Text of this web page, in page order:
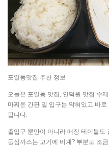
포일동맛집 추천 정보
오늘은 포일동 맛집, 인덕원 맛집 수
마찌돈 간판 밑 입구는 막혀있고 바
됩니다.
출입구 뿐만이 아니라 매장 테이블도
등심까스는 고기에 비계? 부분도 조